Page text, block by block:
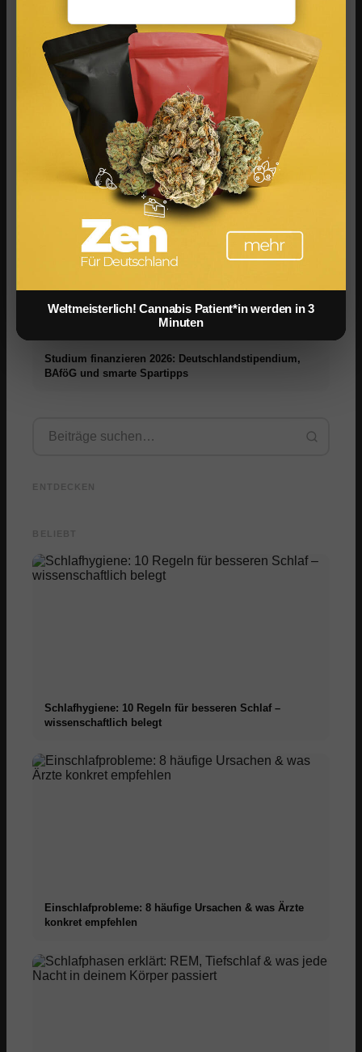
Social Media Werbeanzeigen: Mehr Verkäufe durch
gezieltes Online Marketing
Studium finanzieren 2026: Deutschlandstipendium,
BAföG und smarte Spartipps
ENTDECKEN
Weg in die Karriere
BELIEBT
Schlafhygiene: 10 Regeln für besseren Schlaf –
wissenschaftlich belegt
Einschlafprobleme: 8 häufige Ursachen & was Ärzte
konkret empfehlen
Weltmeisterlich! Cannabis Patient*in werden in 3
Minuten